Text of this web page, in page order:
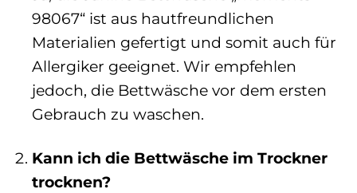
98067“ ist aus hautfreundlichen
Materialien gefertigt und somit auch für
Allergiker geeignet. Wir empfehlen
jedoch, die Bettwäsche vor dem ersten
Gebrauch zu waschen.
Kann ich die Bettwäsche im Trockner
trocknen?